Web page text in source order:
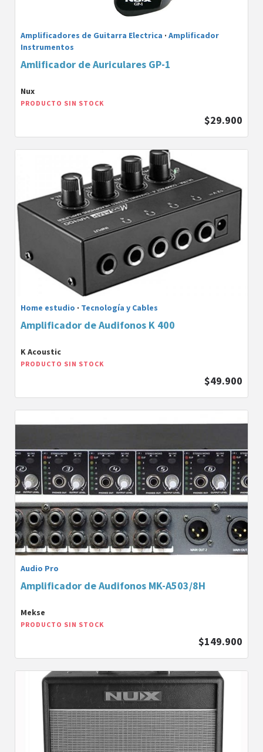
Amplificadores de Guitarra Electrica · Amplificador
Instrumentos
Amlificador de Auriculares GP-1
Nux
PRODUCTO SIN STOCK
$29.900
Home estudio · Tecnología y Cables
Amplificador de Audifonos K 400
K Acoustic
PRODUCTO SIN STOCK
$49.900
Audio Pro
Amplificador de Audifonos MK-A503/8H
Mekse
PRODUCTO SIN STOCK
$149.900